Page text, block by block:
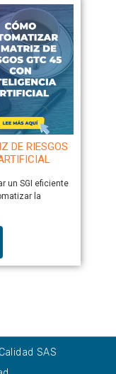
DE RIESGOS
un SGI eficiente
la
SAS